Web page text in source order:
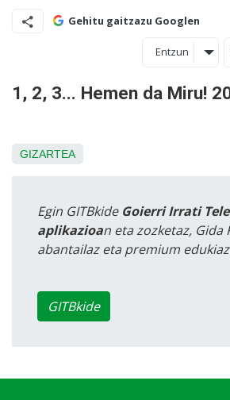
Gehitu gaitzazu Googlen
Entzun
1, 2, 3... Hemen da Miru!
GIZARTEA
Egin GITBkide Goierri Irrati
aplikazioan eta zozketaz, Gida
abantailaz eta premium
GITBkide